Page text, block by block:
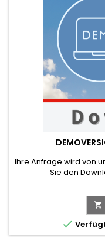
Ihre Anfrage wird von
Sie den

